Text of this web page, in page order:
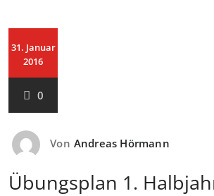
31. Januar
2016
0
Von Andreas Hörmann
Übungsplan 1.